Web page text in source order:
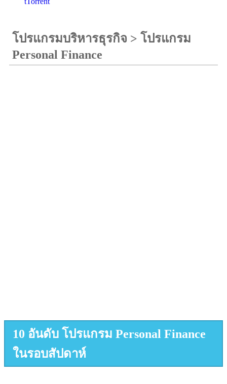
โปรแกรมบริหารธุรกิจ > โปรแกรม
Personal Finance
10 อันดับ โปรแกรม Personal Finance
ในรอบสัปดาห์